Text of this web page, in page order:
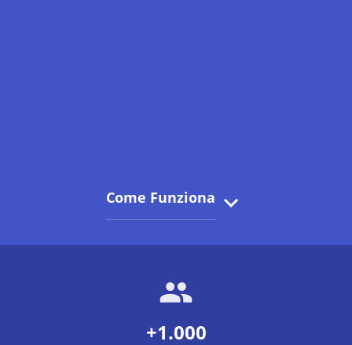
Come Funziona
+1.000